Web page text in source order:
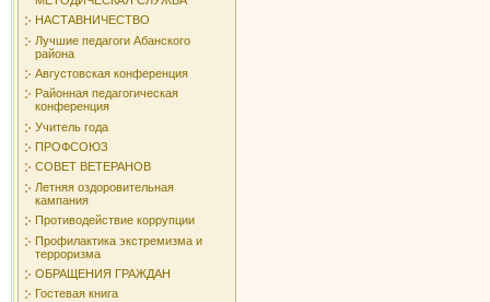
НАСТАВНИЧЕСТВО
Лучшие педагоги Абанского
района
Августовская конференция
Районная педагогическая
конференция
Учитель года
ПРОФСОЮЗ
СОВЕТ ВЕТЕРАНОВ
Летняя оздоровительная
кампания
Противодействие коррупции
Профилактика экстремизма и
терроризма
ОБРАЩЕНИЯ ГРАЖДАН
Гостевая книга